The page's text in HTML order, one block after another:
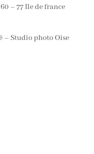
– 77 Ile de france
– Studio photo Oise